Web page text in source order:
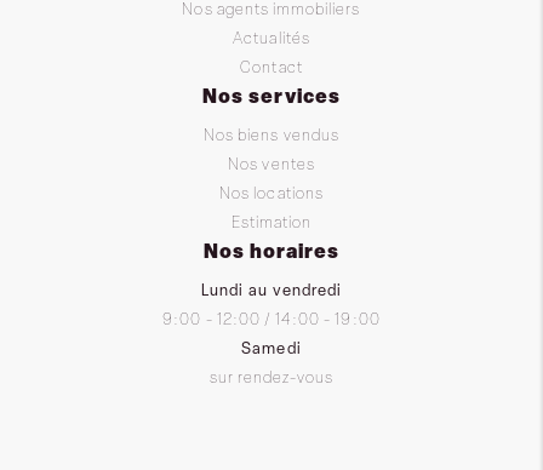
Nos agents immobiliers
Actualités
Contact
Nos services
Nos biens vendus
Nos ventes
Nos locations
Estimation
Nos horaires
Lundi au vendredi
9:00 - 12:00 / 14:00 - 19:00
Samedi
sur rendez-vous